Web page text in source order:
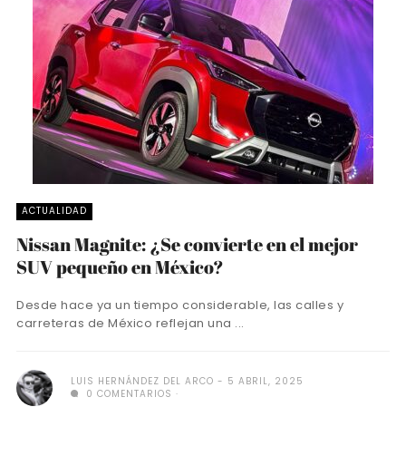
ACTUALIDAD
Nissan Magnite: ¿Se convierte en el mejor
SUV pequeño en México?
Desde hace ya un tiempo considerable, las calles y
carreteras de México reflejan una ...
LUIS HERNÁNDEZ DEL ARCO
5 ABRIL, 2025
0 COMENTARIOS